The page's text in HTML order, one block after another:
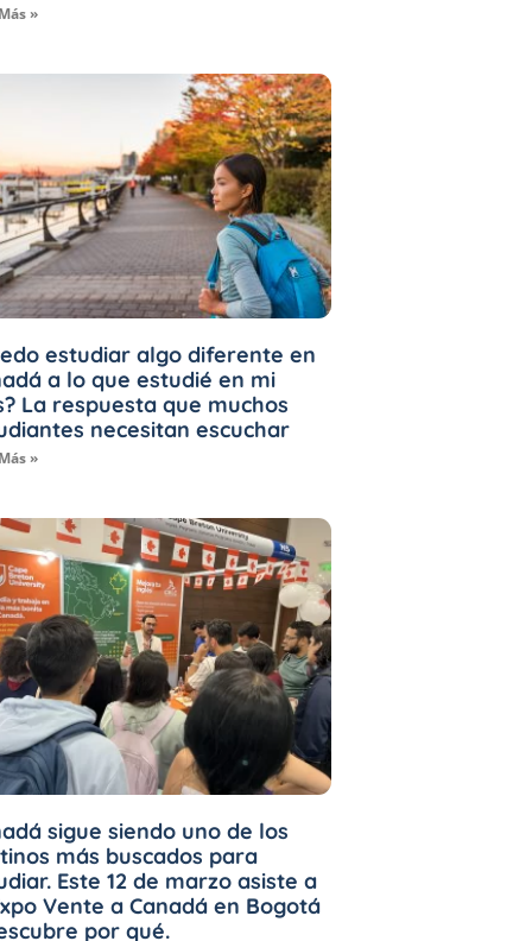
»
estudiar algo diferente en
a lo que estudié en mi
La respuesta que muchos
necesitan escuchar
»
sigue siendo uno de los
más buscados para
Este 12 de marzo asiste a
Vente a Canadá en Bogotá
por qué.